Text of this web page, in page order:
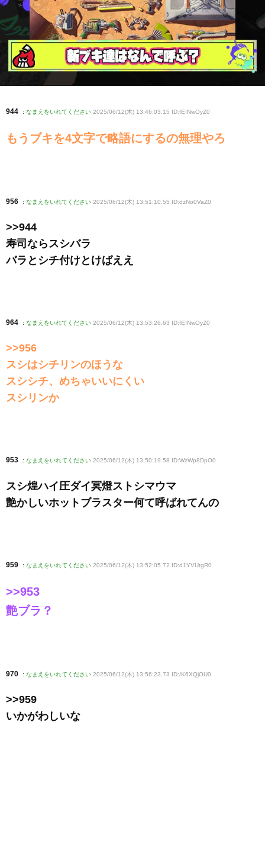
944 : なまえをいれてください 2025/06/12(木) 13:46:03.15 ID:fEINwOyZ0
もうブキを4文字で略語にするの無理やろ
956 : なまえをいれてください 2025/06/12(木) 13:51:10.55 ID:dzNo0VaZ0
>>944
寿司ならスシバラ
バラとシチ付けとけばええ
964 : なまえをいれてください 2025/06/12(木) 13:53:26.63 ID:fEINwOyZ0
>>956
スシはシチリンのほうな
スシシチ、めちゃいいにくい
スシリンか
953 : なまえをいれてください 2025/06/12(木) 13:50:19.58 ID:WzWp8DpO0
スシ煌ハイ圧ダイ冥燈ストシマウマ
艶かしいホットブラスター何て呼ばれてんの
959 : なまえをいれてください 2025/06/12(木) 13:52:05.72 ID:d1YVUtgR0
>>953
艶ブラ？
970 : なまえをいれてください 2025/06/12(木) 13:56:23.73 ID:/K6XQjOU0
>>959
いかがわしいな